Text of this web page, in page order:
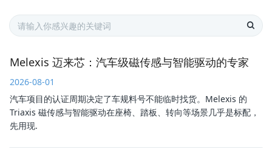
Melexis 迈来芯：汽车级磁传感与智能驱动的专家
2026-08-01
汽车项目的认证周期决定了车规料号不能临时找货。Melexis 的
Triaxis 磁传感与智能驱动在座椅、踏板、转向等场景几乎是标配，
先用现.